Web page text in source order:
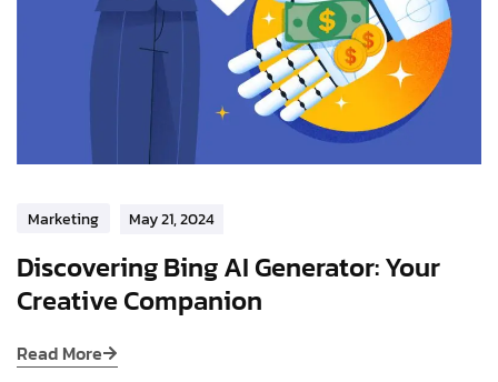
Marketing May 21, 2024
Discovering Bing AI Generator: Your
Creative Companion
Read More